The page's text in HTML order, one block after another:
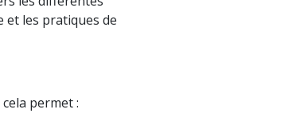
et les pratiques de
permet :